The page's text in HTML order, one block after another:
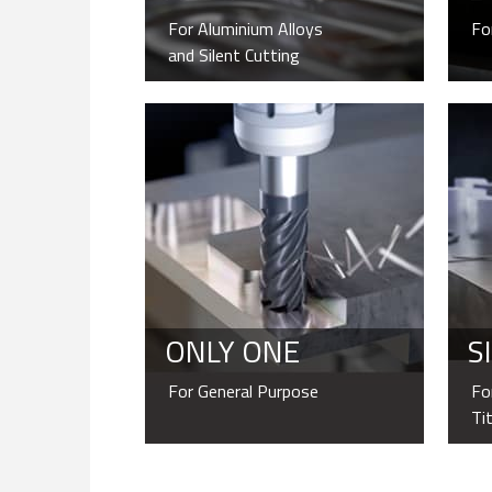
For Aluminium Alloys
and Silent Cutting
ONLY ONE
For General Purpose